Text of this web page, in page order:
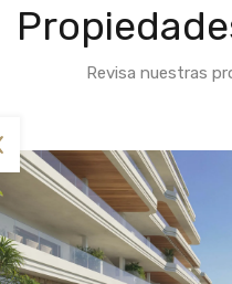
Revisa nuestras